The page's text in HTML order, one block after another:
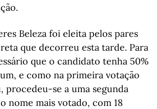
Beleza foi eleita pelos pares
que decorreu esta tarde. Para
que o candidato tenha 50%
e como na primeira votação
procedeu-se a uma segunda
nome mais votado, com 18